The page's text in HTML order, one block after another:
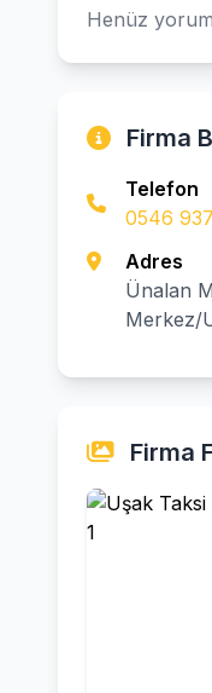
Henüz yorum
Firma
Telefon
0546
Adres
Ünalan
Merkez/
Firma